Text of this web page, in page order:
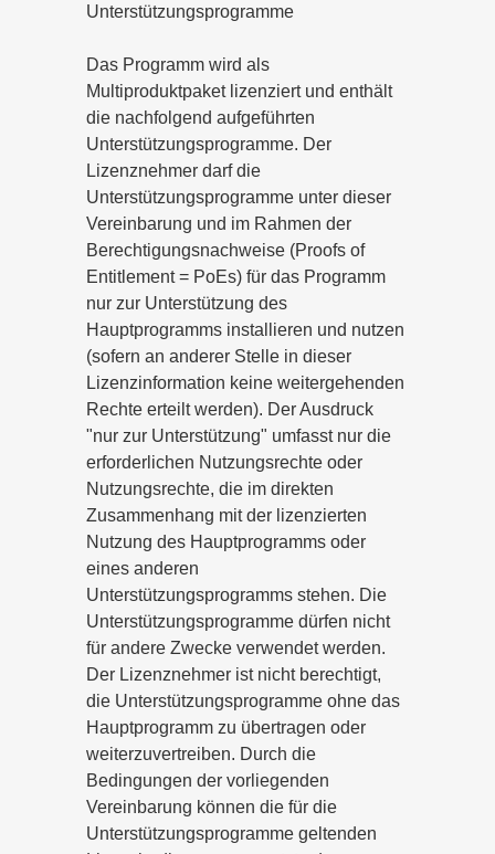
Unterstützungsprogramme
Das Programm wird als
Multiproduktpaket lizenziert und enthält
die nachfolgend aufgeführten
Unterstützungsprogramme. Der
Lizenznehmer darf die
Unterstützungsprogramme unter dieser
Vereinbarung und im Rahmen der
Berechtigungsnachweise (Proofs of
Entitlement = PoEs) für das Programm
nur zur Unterstützung des
Hauptprogramms installieren und nutzen
(sofern an anderer Stelle in dieser
Lizenzinformation keine weitergehenden
Rechte erteilt werden). Der Ausdruck
"nur zur Unterstützung" umfasst nur die
erforderlichen Nutzungsrechte oder
Nutzungsrechte, die im direkten
Zusammenhang mit der lizenzierten
Nutzung des Hauptprogramms oder
eines anderen
Unterstützungsprogramms stehen. Die
Unterstützungsprogramme dürfen nicht
für andere Zwecke verwendet werden.
Der Lizenznehmer ist nicht berechtigt,
die Unterstützungsprogramme ohne das
Hauptprogramm zu übertragen oder
weiterzuvertreiben. Durch die
Bedingungen der vorliegenden
Vereinbarung können die für die
Unterstützungsprogramme geltenden